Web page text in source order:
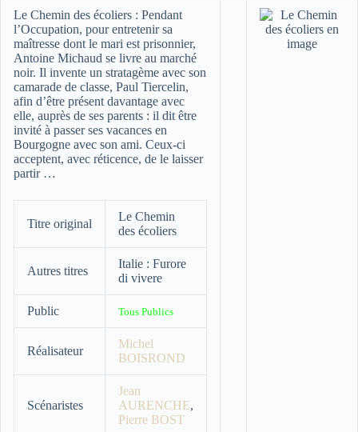
Le Chemin des écoliers : Pendant
l’Occupation, pour entretenir sa
maîtresse dont le mari est prisonnier,
Antoine Michaud se livre au marché
noir. Il invente un stratagème avec son
camarade de classe, Paul Tiercelin,
afin d’être présent davantage avec
elle, auprès de ses parents : il dit être
invité à passer ses vacances en
Bourgogne avec son ami. Ceux-ci
acceptent, avec réticence, de le laisser
partir …
Titre original
Le Chemin
des écoliers
Autres titres
Italie : Furore
di vivere
Public Tous Publics
Réalisateur
Michel
BOISROND
Scénaristes
Jean
AURENCHE,
Pierre BOST